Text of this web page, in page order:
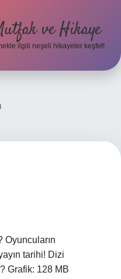
ve Hikaye
ilgili neşeli hikayeler keşfet!
Oyuncuların
tarihi! Dizi
Grafik: 128 MB